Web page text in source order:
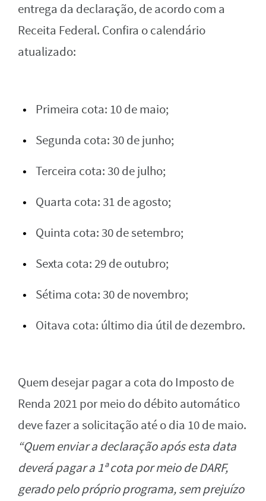
entrega da declaração, de acordo com a
Receita Federal. Confira o calendário
atualizado:
Primeira cota: 10 de maio;
Segunda cota: 30 de junho;
Terceira cota: 30 de julho;
Quarta cota: 31 de agosto;
Quinta cota: 30 de setembro;
Sexta cota: 29 de outubro;
Sétima cota: 30 de novembro;
Oitava cota: último dia útil de dezembro.
Quem desejar pagar a cota do Imposto de
Renda 2021 por meio do débito automático
deve fazer a solicitação até o dia 10 de maio.
“Quem enviar a declaração após esta data
deverá pagar a 1ª cota por meio de DARF,
gerado pelo próprio programa, sem prejuízo